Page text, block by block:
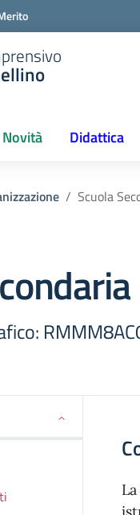
Novità Didattica
Scuola